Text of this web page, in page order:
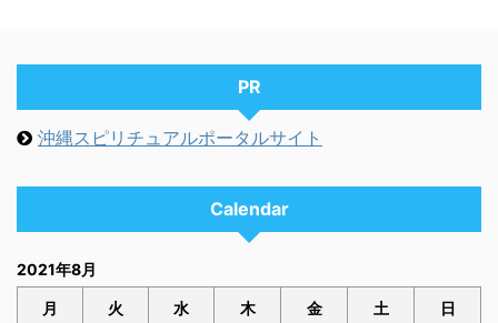
PR
沖縄スピリチュアルポータルサイト
Calendar
2021年8月
月 火 水 木 金 土 日